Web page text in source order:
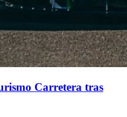
Carretera tras